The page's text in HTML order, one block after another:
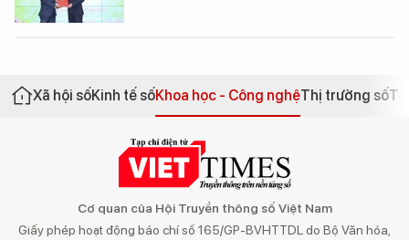
Xã hội sốKinh tế sốKhoa học - Công nghệThị trường số
Cơ quan của Hội Truyền thông số Việt Nam
Giấy phép hoạt động báo chí số 165/GP-BVHTTDL do Bộ Văn hóa,